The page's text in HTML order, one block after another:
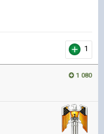
1
1 080